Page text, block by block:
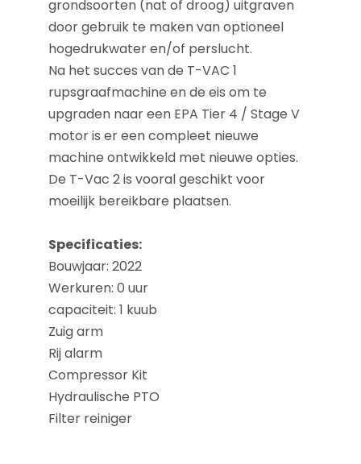
grondsoorten (nat of droog) uitgraven
door gebruik te maken van optioneel
hogedrukwater en/of perslucht.
Na het succes van de T-VAC 1
rupsgraafmachine en de eis om te
upgraden naar een EPA Tier 4 / Stage V
motor is er een compleet nieuwe
machine ontwikkeld met nieuwe opties.
De T-Vac 2 is vooral geschikt voor
moeilijk bereikbare plaatsen.
Specificaties:
Bouwjaar: 2022
Werkuren: 0 uur
capaciteit: 1 kuub
Zuig arm
Rij alarm
Compressor Kit
Hydraulische PTO
Filter reiniger